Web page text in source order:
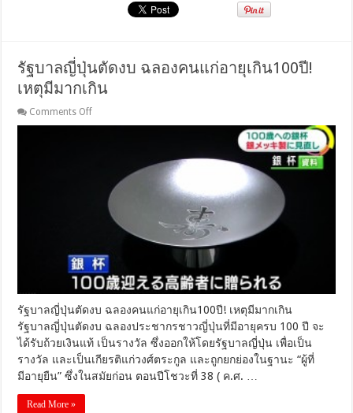
รัฐบาลญี่ปุ่นตัดงบ ฉลองคนแก่อายุเกิน100ปี!
เหตุมีมากเกิน
Comments Offon
รัฐบาล
เหตุ
มี
มาก
รัฐบาลญี่ปุ่นตัดงบ ฉลองคนแก่อายุเกิน100ปี! เหตุมีมากเกิน
รัฐบาลญี่ปุ่นตัดงบ ฉลองประชากรชาวญี่ปุ่นที่มีอายุครบ 100 ปี จะ
ได้รับถ้วยเงินแท้ เป็นรางวัล ซึ่งออกให้โดยรัฐบาลญี่ปุ่น เพื่อเป็น
รางวัล และเป็นเกียรติแก่วงศ์ตระกูล และถูกยกย่องในฐานะ “ผู้ที่
มีอายุยืน” ซึ่งในสมัยก่อน ตอนปีโชวะที่ 38 ( ค.ศ. …
Read More »